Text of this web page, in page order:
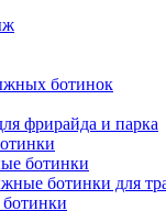
ботинок
фрирайда и парка
ботинки
ботинки для